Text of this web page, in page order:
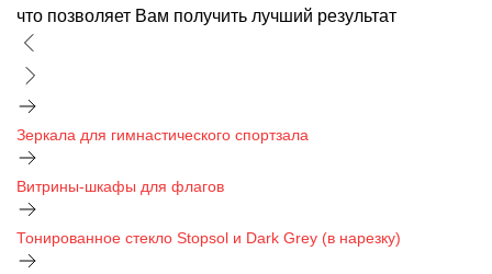
что позволяет Вам получить лучший результат
Зеркала для гимнастического спортзала
Витрины-шкафы для флагов
Тонированное стекло Stopsol и Dark Grey (в нарезку)